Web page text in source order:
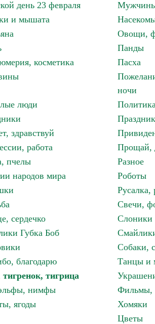
день 23 февраля
и мышата
Овощи,
Панды
косметика
Пасха
ночи
люди
здравствуй
работа
Прощай,
пчелы
Разное
народов мира
Роботы
Русалка,
Свечи,
сердечко
Слоники
Губка Боб
Собаки,
благодарю
Танцы и
тигрица
нимфы
Фильмы,
ягоды
Хомяки
Цветы